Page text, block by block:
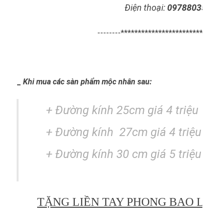
Điện thoại:0978803589
--------
Khi mua các sàn phẩm mộc nhân sau:
+ Đường kính 25cm giá 4 triệu
+ Đường kính 27cm giá 4 triệu
+ Đường kính 30 cm giá 5 triệu
TẶNG LIỀN TAY PHONG BAO LÌ